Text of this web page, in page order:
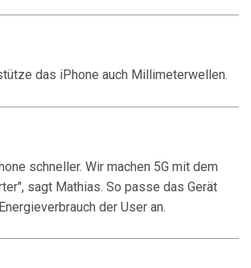
das iPhone auch Millimeterwellen.
schneller. Wir machen 5G mit dem
sagt Mathias. So passe das Gerät
der User an.